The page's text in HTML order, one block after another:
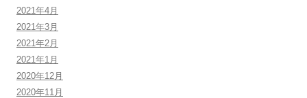
2021年4月
2021年3月
2021年2月
2021年1月
2020年12月
2020年11月